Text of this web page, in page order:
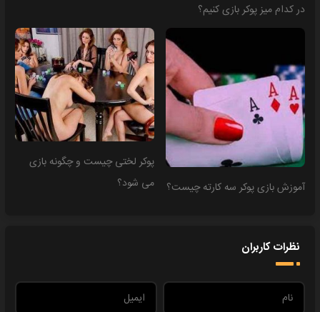
در کدام میز پوکر بازی کنیم؟
آموزش بازی پوکر سه کارته چیست؟
پوکر لختی چیست و چگونه بازی
می شود؟
نظرات کاربران